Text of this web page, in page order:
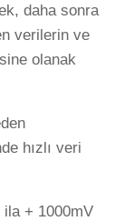
daha sonra
verilerin ve
olanak
hızlı veri
ila + 1000mV